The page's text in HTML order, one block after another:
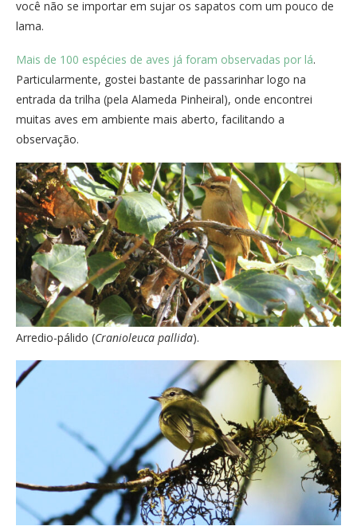
você não se importar em sujar os sapatos com um pouco de
lama.
Mais de 100 espécies de aves já foram observadas por lá.
Particularmente, gostei bastante de passarinhar logo na
entrada da trilha (pela Alameda Pinheiral), onde encontrei
muitas aves em ambiente mais aberto, facilitando a
observação.
Arredio-pálido (Cranioleuca pallida).